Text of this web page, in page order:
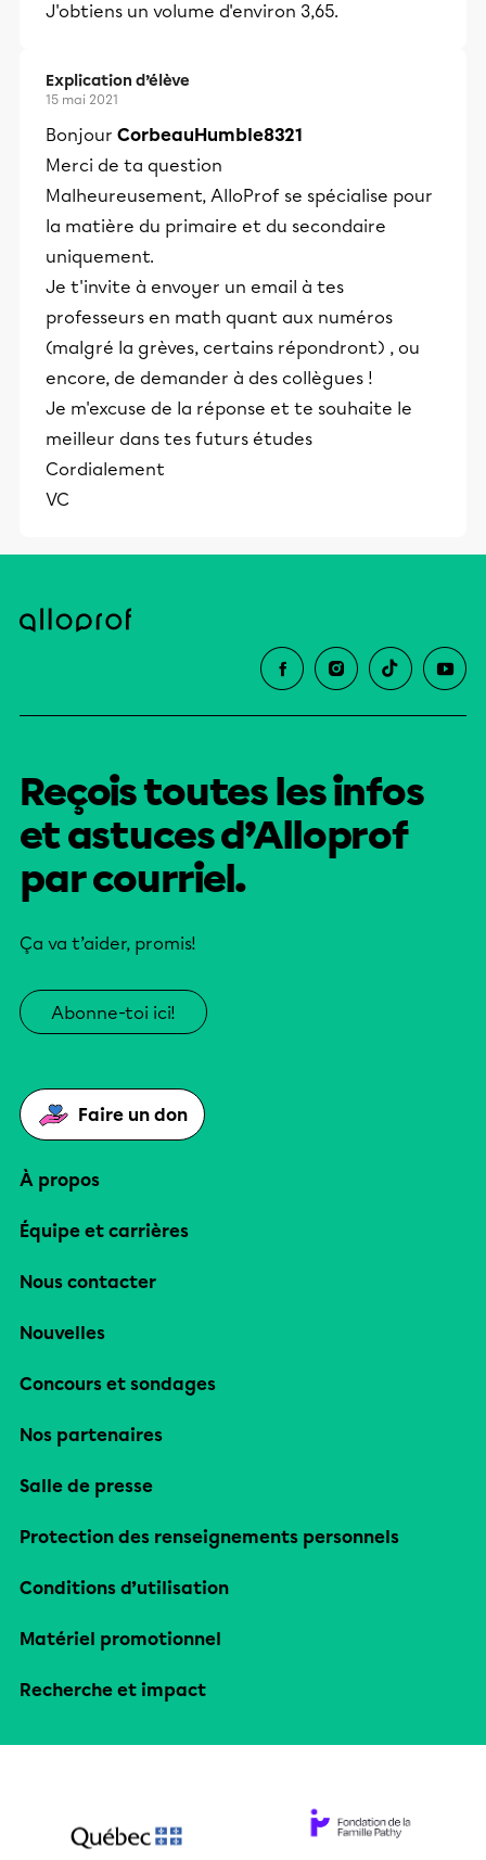
J'obtiens un volume d'environ 3,65.
Explication d’élève
15 mai 2021
Bonjour CorbeauHumble8321
Merci de ta question
Malheureusement, AlloProf se spécialise pour
la matière du primaire et du secondaire
uniquement.
Je t'invite à envoyer un email à tes
professeurs en math quant aux numéros
(malgré la grèves, certains répondront) , ou
encore, de demander à des collègues !
Je m'excuse de la réponse et te souhaite le
meilleur dans tes futurs études
Cordialement
VC
Reçois toutes les infos
et astuces d’Alloprof
par courriel.
Ça va t’aider, promis!
Abonne-toi ici!
Faire un don
À propos
Équipe et carrières
Nous contacter
Nouvelles
Concours et sondages
Nos partenaires
Salle de presse
Protection des renseignements personnels
Conditions d’utilisation
Matériel promotionnel
Recherche et impact